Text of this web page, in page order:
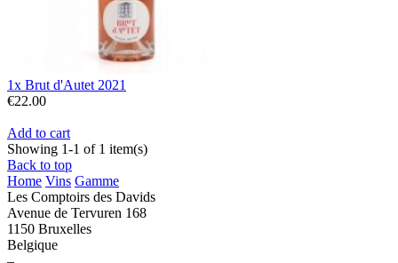
1x Brut d'Autet 2021
€22.00
Add to cart
Showing 1-1 of 1 item(s)
Back to top
Home Vins Gamme
Les Comptoirs des Davids
Avenue de Tervuren 168
1150 Bruxelles
Belgique